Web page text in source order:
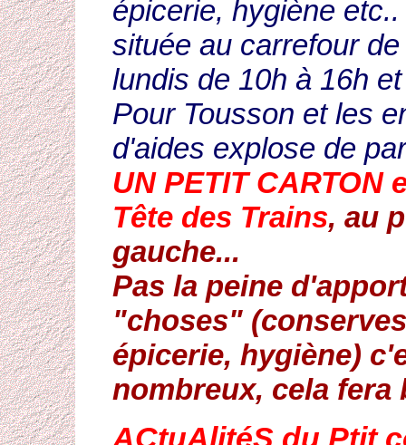
épicerie, hygiène
située au carrefour
lundis de 10h à 16h
Pour Tousson et les
d'aides explose de
UN PETIT CARTON
Tête des Trains, au
gauche...
Pas la peine
"choses"
épicerie, hygiène)
nombreux, cela fera
ACtuAlitéS du Ptit